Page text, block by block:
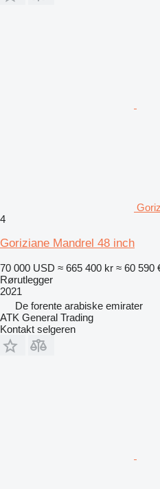
4
Goriziane Mandrel 48 inch
70 000 USD ≈ 665 400 kr ≈ 60 590
Rørutlegger
2021
De forente arabiske emirater
ATK General Trading
Kontakt selgeren